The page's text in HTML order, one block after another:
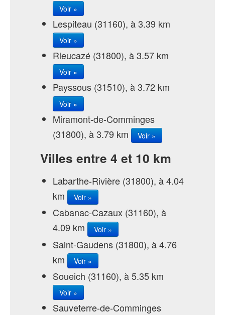
Voir »
Lespiteau (31160), à 3.39 km
Voir »
Rieucazé (31800), à 3.57 km
Voir »
Payssous (31510), à 3.72 km
Voir »
Miramont-de-Comminges
(31800), à 3.79 km
Voir »
Villes entre 4 et 10 km
Labarthe-Rivière (31800), à 4.04
km
Voir »
Cabanac-Cazaux (31160), à
4.09 km
Voir »
Saint-Gaudens (31800), à 4.76
km
Voir »
Soueich (31160), à 5.35 km
Voir »
Sauveterre-de-Comminges